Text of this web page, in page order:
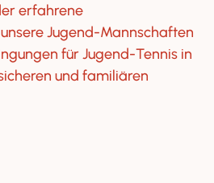
erfahrene
Jugend-Mannschaften
für Jugend-Tennis in
und familiären